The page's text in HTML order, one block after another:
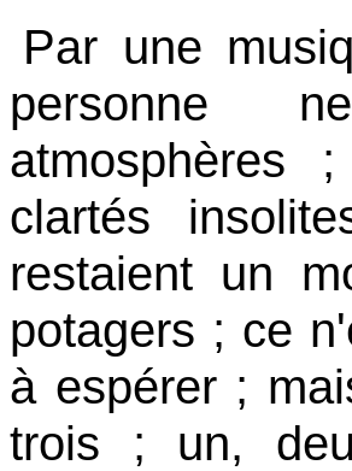
Par une
personne
atmosphères
clartés
restaient un
potagers ; ce
à espérer ;
trois ; un,